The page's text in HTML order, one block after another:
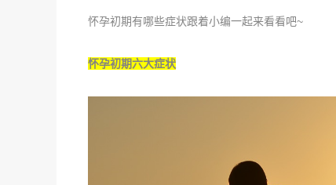
怀孕初期有哪些症状跟着小编一起来看看吧~
怀孕初期六大症状